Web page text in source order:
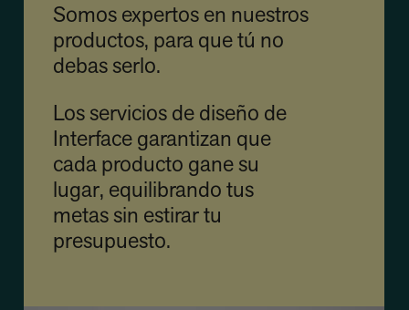
Somos expertos en nuestros
productos, para que tú no
debas serlo.
Los servicios de diseño de
Interface garantizan que
cada producto gane su
lugar, equilibrando tus
metas sin estirar tu
presupuesto.